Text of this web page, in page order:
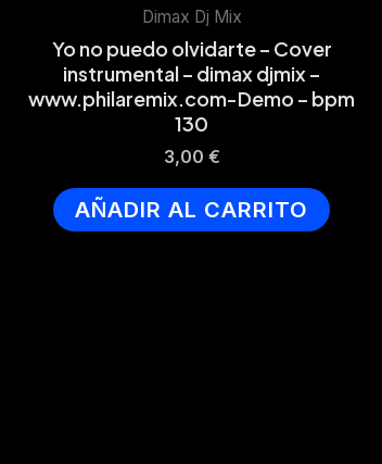
Dimax Dj Mix
Yo no puedo olvidarte – Cover
instrumental – dimax djmix –
www.philaremix.com-Demo – bpm
130
3,00 €
AÑADIR AL CARRITO